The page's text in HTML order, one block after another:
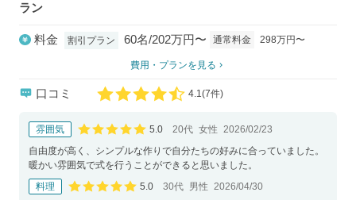
ラン
料金 割引プラン 60名/202万円〜 通常料金 298万円〜
費用・プランを見る
口コミ 口コミ評価
4.1(7件)
雰囲気
口コミ評価
5.0 20代 女性
2026/02/23
自由度が高く、シンプルな作りで自分たちの好みに合っていました。
暖かい雰囲気で式を行うことができると思いました。
料理
口コミ評価
5.0 30代 男性
2026/04/30